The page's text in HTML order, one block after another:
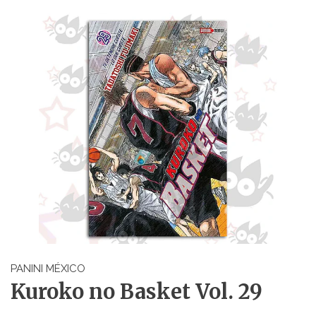
PANINI MÉXICO
Kuroko no Basket Vol. 29